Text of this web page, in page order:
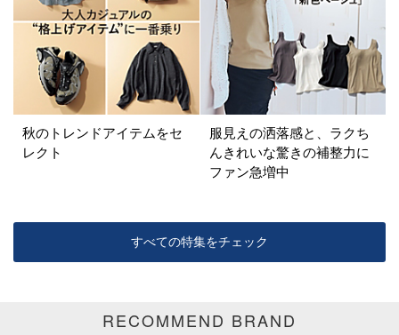
ベージュ ブラウン オレンジ
イエロー ピンク
パープル グリーン ブルー
秋のトレンドアイテムをセ
レクト
服見えの洒落感と、ラクち
んきれいな驚きの補整力に
ファン急増中
すべての特集をチェック
RECOMMEND BRAND